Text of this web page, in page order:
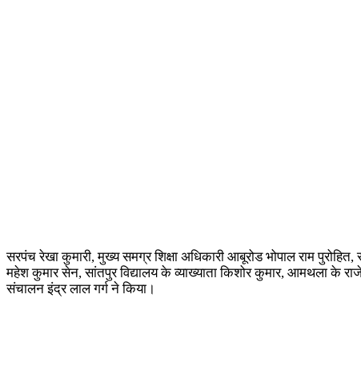
सरपंच रेखा कुमारी, मुख्य समग्र शिक्षा अधिकारी आबूरोड भोपाल राम
महेश कुमार सेन, सांतपुर विद्यालय के व्याख्याता किशोर कुमार, आमथला के
संचालन इंद्र लाल गर्ग ने किया।